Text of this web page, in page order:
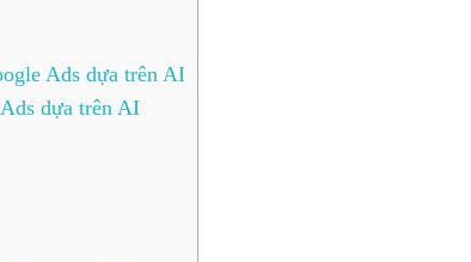
Ads dựa trên AI
dựa trên AI